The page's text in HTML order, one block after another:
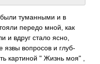
тума­нными и в
передо мной, как
и вдруг стало ясно,
язвы вопр­осов и глуб­
карт­иной " Жизнь моя" ,